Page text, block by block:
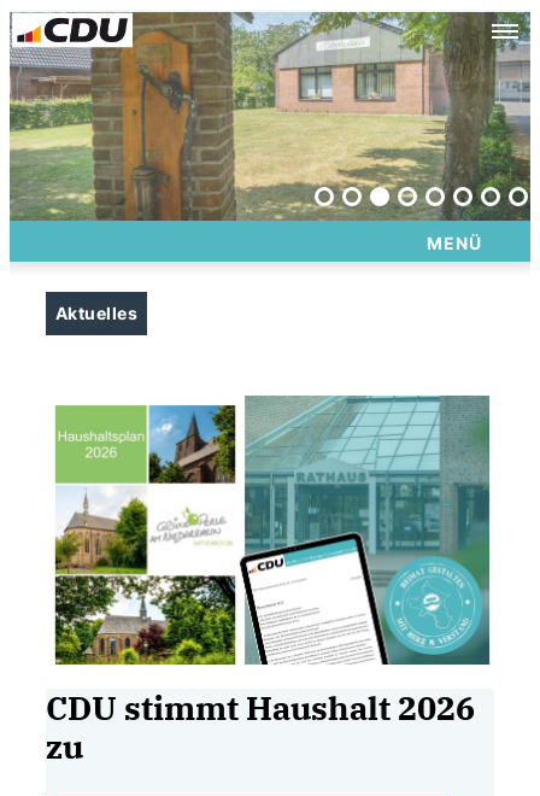
CDU Gemeindeverband Sonsbeck
MENÜ
Aktuelles
CDU stimmt Haushalt 2026
zu